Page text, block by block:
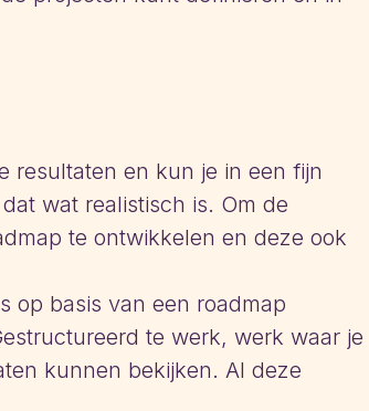
resultaten en kun je in een fijn
wat realistisch is. Om de
te ontwikkelen en deze ook
op basis van een roadmap
te werk, werk waar je
kunnen bekijken. Al deze